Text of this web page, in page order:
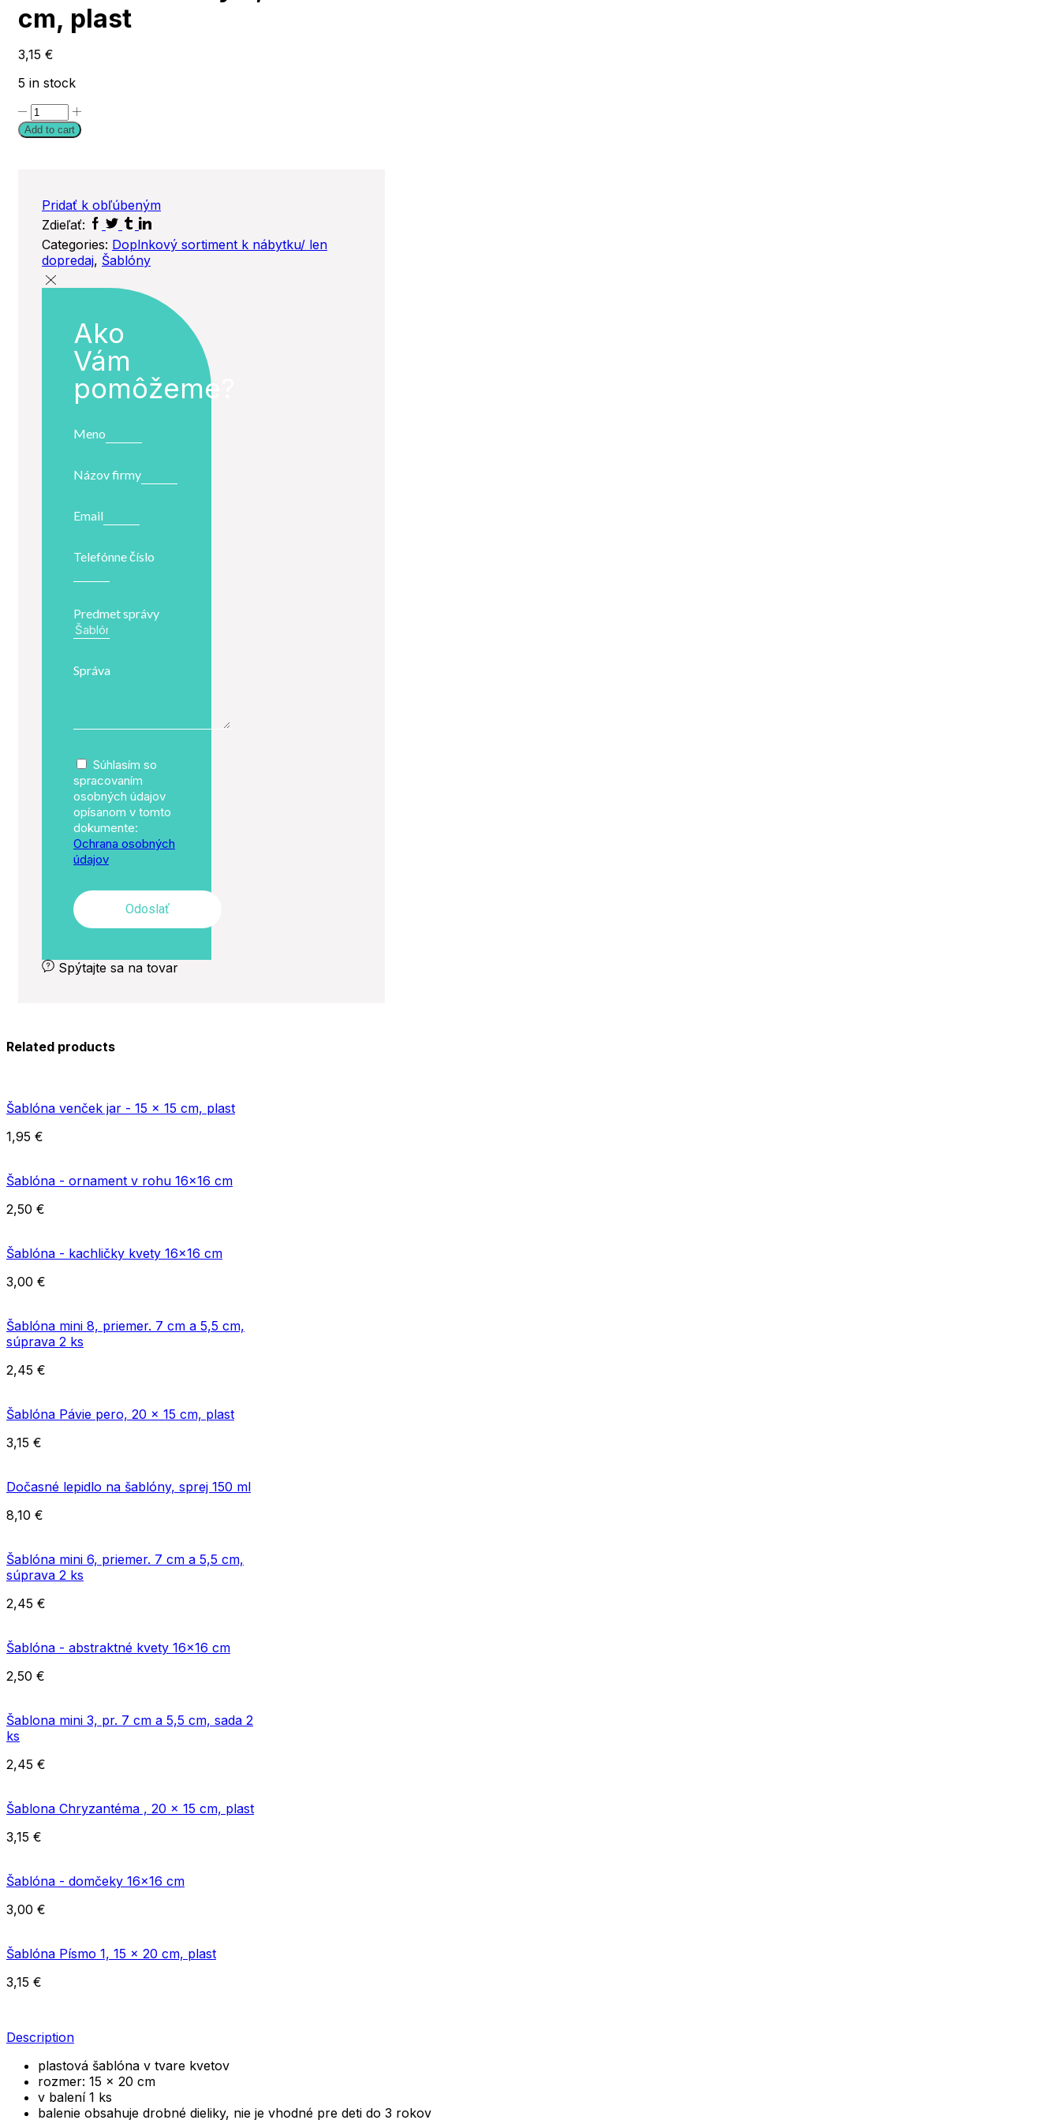
cm, plast
3,15 €
5 in stock
Šablóna
Kvetinky
3,
cm,
plast
quantity
Add to cart
Pridať k obľúbeným
Zdieľať: Facebook
Twitter
Tumblr
Linkedin
Categories: Doplnkový sortiment k nábytku/ len
dopredaj, Šablóny
Ako
Vám
pomôžeme?
Meno
Názov firmy
Email
Telefónne číslo
Predmet správy
Správa
Súhlasím so
spracovaním
osobných údajov
opísanom v tomto
dokumente:
Ochrana osobných
údajov
Odoslať
Spýtajte sa na tovar
Related products
Šablóna venček jar - 15 x 15 cm, plast
1,95 €
Šablóna - ornament v rohu 16x16 cm
2,50 €
Šablóna - kachličky kvety 16x16 cm
3,00 €
Šablóna mini 8, priemer. 7 cm a 5,5 cm,
súprava 2 ks
2,45 €
Šablóna Pávie pero, 20 x 15 cm, plast
3,15 €
Dočasné lepidlo na šablóny, sprej 150 ml
8,10 €
Šablóna mini 6, priemer. 7 cm a 5,5 cm,
súprava 2 ks
2,45 €
Šablóna - abstraktné kvety 16x16 cm
2,50 €
Šablona mini 3, pr. 7 cm a 5,5 cm, sada 2
ks
2,45 €
Šablona Chryzantéma , 20 x 15 cm, plast
3,15 €
Šablóna - domčeky 16x16 cm
3,00 €
Šablóna Písmo 1, 15 x 20 cm, plast
3,15 €
Description
plastová šablóna v tvare kvetov
rozmer: 15 x 20 cm
v balení 1 ks
balenie obsahuje drobné dieliky, nie je vhodné pre deti do 3 rokov